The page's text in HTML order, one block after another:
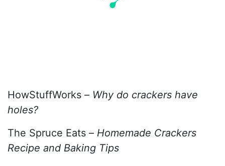
HowStuffWorks – Why do crackers have
holes?
The Spruce Eats – Homemade Crackers
Recipe and Baking Tips